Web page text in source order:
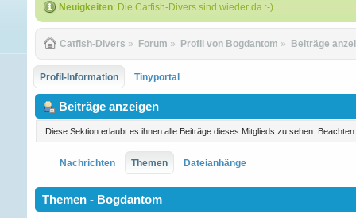
Neuigkeiten: Die Catfish-Divers sind wieder da :-)
Catfish-Divers » Forum » Profil von Bogdantom » Beiträge
Profil-Information Tinyportal
Beiträge anzeigen
Diese Sektion erlaubt es ihnen alle Beiträge dieses Mitglieds zu sehen.
Nachrichten Themen Dateianhänge
Themen - Bogdantom